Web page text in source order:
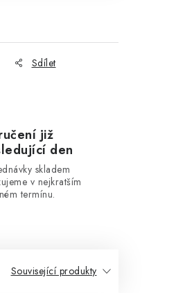
Sdílet
již
den
skladem
v nejkratším
termínu.
Související produkty